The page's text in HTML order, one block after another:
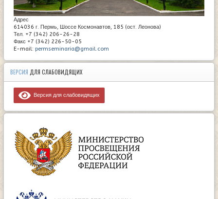
Адрес
614036 г. Пермь, Шоссе Космонавтов, 185 (ост. Леонова)
Тел. +7 (342) 206-26-28
Факс +7 (342) 226-50-05
E-mail: permseminaria@gmail.com
ВЕРСИЯ ДЛЯ СЛАБОВИДЯЩИХ
Версия для слабовидящих